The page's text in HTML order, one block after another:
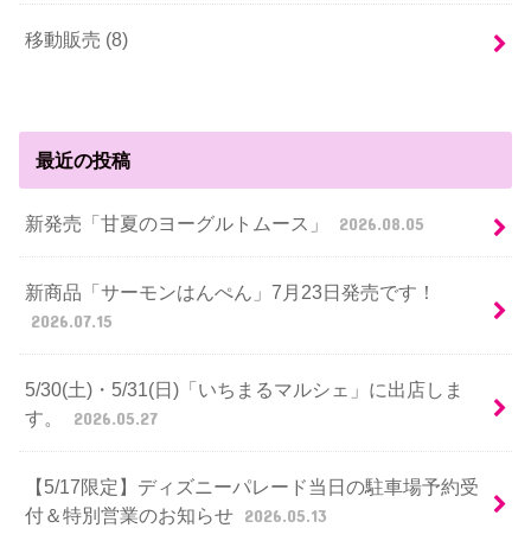
移動販売 (8)
最近の投稿
新発売「甘夏のヨーグルトムース」 2026.08.05
新商品「サーモンはんぺん」7月23日発売です！
2026.07.15
5/30(土)・5/31(日)「いちまるマルシェ」に出店しま
す。
2026.05.27
【5/17限定】ディズニーパレード当日の駐車場予約受
付＆特別営業のお知らせ 2026.05.13